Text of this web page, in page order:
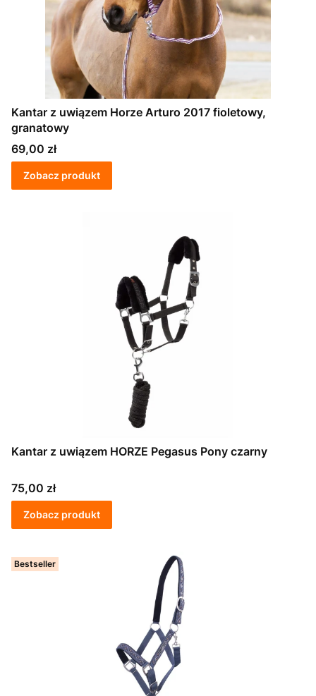
Kantar z uwiązem Horze Arturo 2017 fioletowy,
granatowy
Cena
69,00 zł
Zobacz produkt
Kantar z uwiązem HORZE Pegasus Pony czarny
Cena
75,00 zł
Zobacz produkt
Bestseller